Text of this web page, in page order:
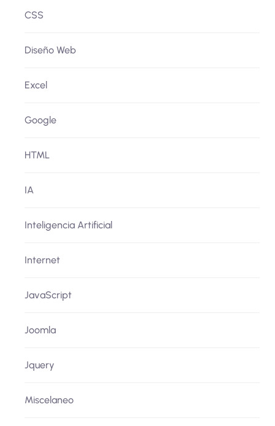
CSS
Diseño Web
Excel
Google
HTML
IA
Inteligencia Artificial
Internet
JavaScript
Joomla
Jquery
Miscelaneo